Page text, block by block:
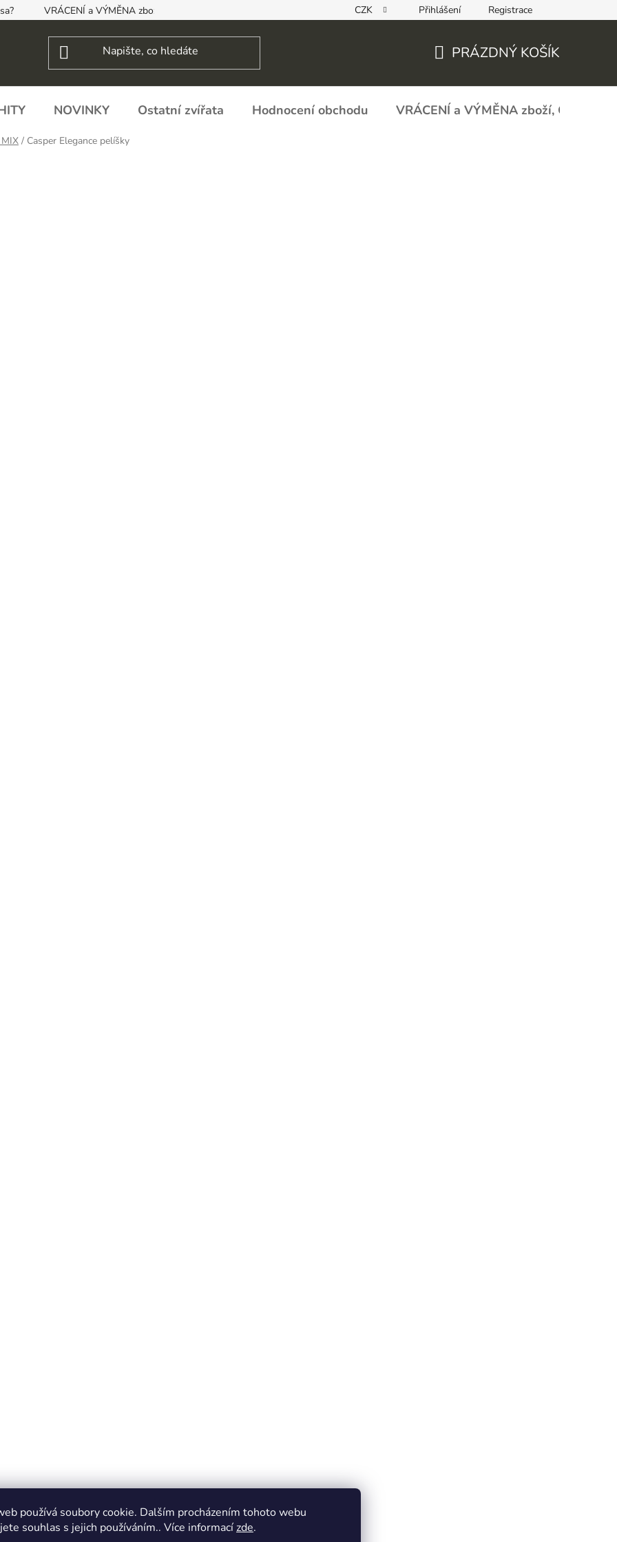
používá soubory cookie. Dalším procházením tohoto webu
souhlas s jejich používáním.. Více informacízde.
VRÁCENÍ a VÝMĚNA zboží, ODSTOUPENÍ OD SMLOUVY REKLAMAČNÍ FORMULÁŘ - zboží s vadou
CZK Přihlášení Registrace
KOŠÍK
PRÁZDNÝ KOŠÍK
NOVINKY Ostatní zvířata Hodnocení obchodu VRÁCENÍ a VÝMĚNA zboží,
/ Casper Elegance pelíšky